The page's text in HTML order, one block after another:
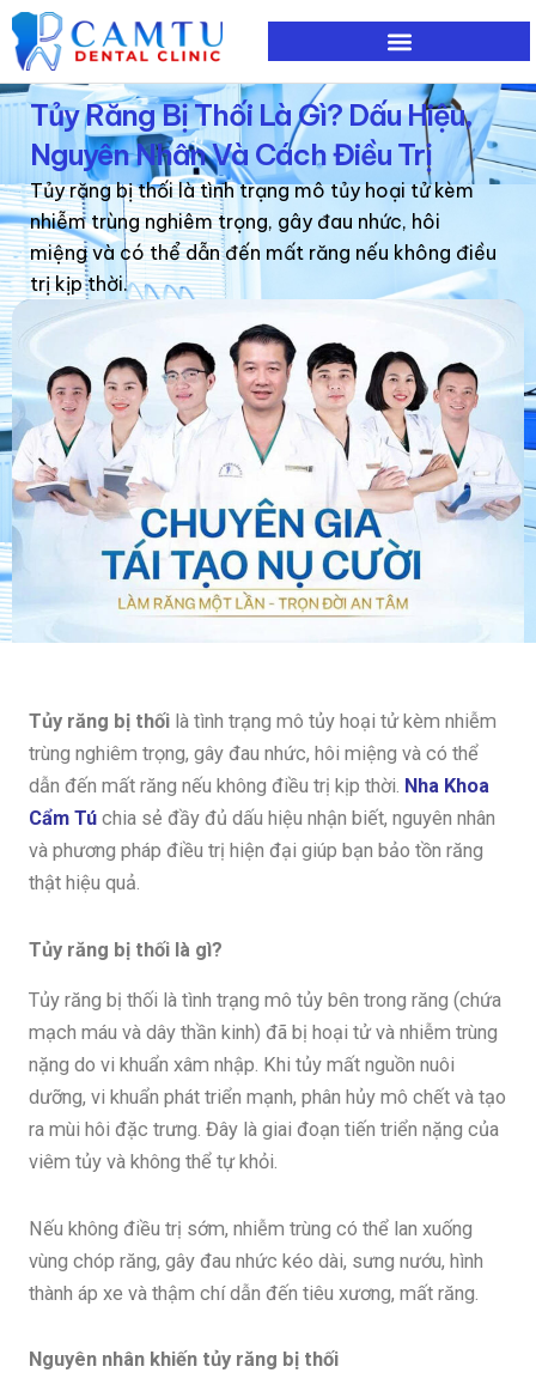
Nhảy
tới
nội
dungTủy Răng Bị Thối Là Gì? Dấu Hiệu,
Nguyên Nhân Và Cách Điều Trị
Tủy răng bị thối là tình trạng mô tủy hoại tử kèm
nhiễm trùng nghiêm trọng, gây đau nhức, hôi
miệng và có thể dẫn đến mất răng nếu không điều
trị kịp thời.
Tủy răng bị thối là tình trạng mô tủy hoại tử kèm nhiễm
trùng nghiêm trọng, gây đau nhức, hôi miệng và có thể
dẫn đến mất răng nếu không điều trị kịp thời. Nha Khoa
Cẩm Tú chia sẻ đầy đủ dấu hiệu nhận biết, nguyên nhân
và phương pháp điều trị hiện đại giúp bạn bảo tồn răng
thật hiệu quả.
Tủy răng bị thối là gì?
Tủy răng bị thối là tình trạng mô tủy bên trong răng (chứa
mạch máu và dây thần kinh) đã bị hoại tử và nhiễm trùng
nặng do vi khuẩn xâm nhập. Khi tủy mất nguồn nuôi
dưỡng, vi khuẩn phát triển mạnh, phân hủy mô chết và tạo
ra mùi hôi đặc trưng. Đây là giai đoạn tiến triển nặng của
viêm tủy và không thể tự khỏi.
Nếu không điều trị sớm, nhiễm trùng có thể lan xuống
vùng chóp răng, gây đau nhức kéo dài, sưng nướu, hình
thành áp xe và thậm chí dẫn đến tiêu xương, mất răng.
Nguyên nhân khiến tủy răng bị thối